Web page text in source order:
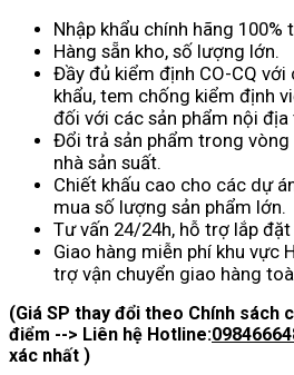
Nhập khẩu chính hãng 100%
Hàng sẵn kho, số lượng lớn.
Đầy đủ kiểm định CO-CQ
khẩu, tem chống kiểm định
đối với các sản phẩm nội địa
Đổi trả sản phẩm trong vòng
nhà sản suất.
Chiết khấu cao cho các dự
mua số lượng sản phẩm lớn.
Tư vấn 24/24h, hỗ trợ lắp
Giao hàng miễn phí khu vực
trợ vận chuyển giao hàng
(Giá SP thay đổi theo Chính sách
điểm --> Liên hệ Hotline:
xác nhất )